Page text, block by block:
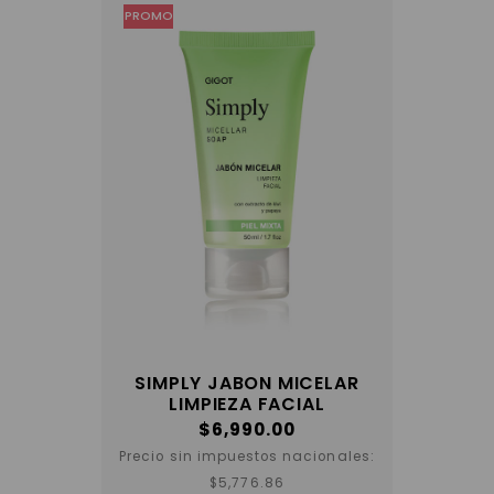
PROMO
SIMPLY JABON MICELAR
LIMPIEZA FACIAL
$6,990.00
Precio sin impuestos nacionales:
$5,776.86
Este